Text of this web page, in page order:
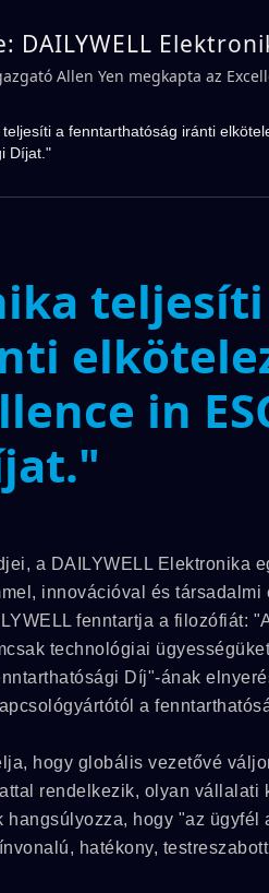
DAILYWELL
iránti
Fenntarthatósági
Allen Yen megkapta az
teljesíti a fenntarthatóság iránti
Díjat."
in
a DAILYWELL Elektronika
innovációval és
fenntartja a filozófiát:
technológiai
Díj"-ának
a
hogy globális vezetővé
rendelkezik, olyan vállalati
hogy "az ügyfél
hatékony,